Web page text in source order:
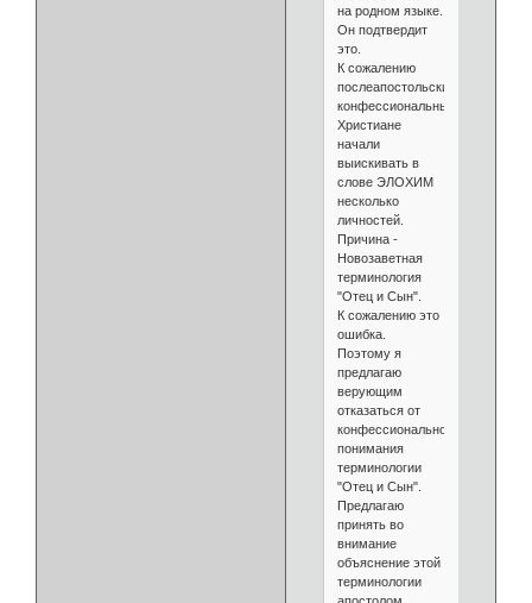
на родном языке.
Он подтвердит
это.
К сожалению
послеапостольские
конфессиональные
Христиане
начали
выискивать в
слове ЭЛОХИМ
несколько
личностей.
Причина -
Новозаветная
терминология
"Отец и Сын".
К сожалению это
ошибка.
Поэтому я
предлагаю
верующим
отказаться от
конфессионального
понимания
терминологии
"Отец и Сын".
Предлагаю
принять во
внимание
объяснение этой
терминологии
апостолом